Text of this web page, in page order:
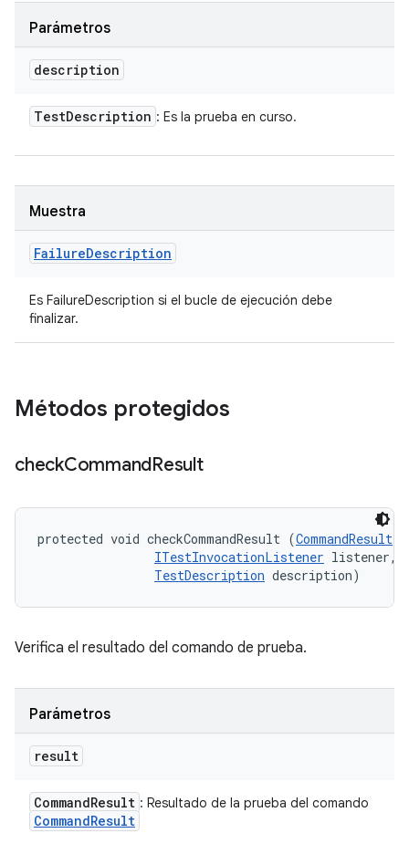
Parámetros
description
TestDescription : Es la prueba en curso.
Muestra
FailureDescription
Es FailureDescription si el bucle de ejecución debe
finalizar.
Métodos protegidos
checkCommandResult
protected void checkCommandResult (CommandResult
ITestInvocationListener listener,
TestDescription description)
Verifica el resultado del comando de prueba.
Parámetros
result
CommandResult : Resultado de la prueba del comando
CommandResult